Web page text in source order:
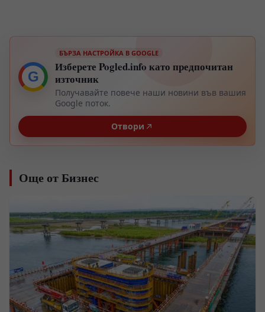
G
БЪРЗА НАСТРОЙКА В GOOGLE
Изберете Pogled.info като предпочитан
източник
Получавайте повече наши новини във вашия
Google поток.
Отвори
Още от Бизнес